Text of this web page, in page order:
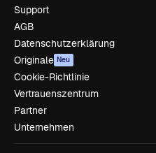
Support
AGB
Datenschutzerklärung
Originale Neu
Cookie-Richtlinie
Vertrauenszentrum
Partner
Unternehmen